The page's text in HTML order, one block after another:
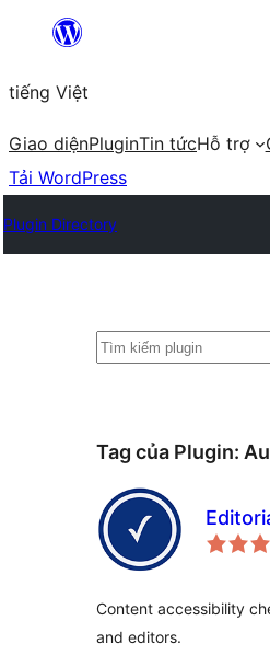
Chuyển
phần
nội
dung
tiếng Việt
Giao diệnPluginTin tứcHỗ trợ
Tải WordPress
Plugin Directory
Tìm
Tag của Plugin:
Content accessibility
and editors.